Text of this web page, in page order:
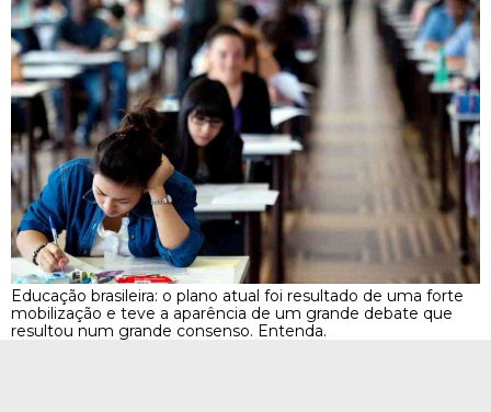
Educação brasileira: o plano atual foi resultado de uma forte
mobilização e teve a aparência de um grande debate que
resultou num grande consenso. Entenda.